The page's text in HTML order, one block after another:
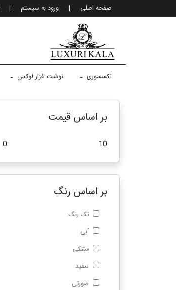
صفحه اصلی | ورود به سيستم |
اکسسوری نوشت افزار لوکس
بر اساس قیمت
10
0
بر اساس رنگ
تک رنگ
آبی
مشکی
سفید
صورتی